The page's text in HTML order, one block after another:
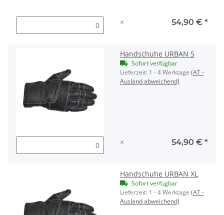
× 54,90 € *
Handschuhe URBAN S
Sofort verfügbar
Lieferzeit: 1 - 4 Werktage (AT -
Ausland abweichend)
× 54,90 € *
Handschuhe URBAN XL
Sofort verfügbar
Lieferzeit: 1 - 4 Werktage (AT -
Ausland abweichend)